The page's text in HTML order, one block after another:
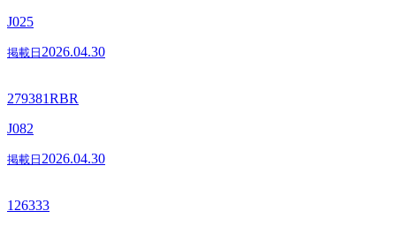
J025
掲載日 2026.04.30
279381RBR
J082
掲載日 2026.04.30
126333